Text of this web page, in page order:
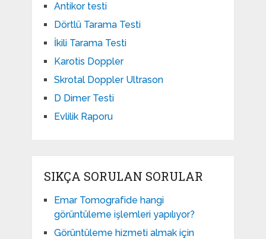
Antikor testi
Dörtlü Tarama Testi
İkili Tarama Testi
Karotis Doppler
Skrotal Doppler Ultrason​
D Dimer Testi
Evlilik Raporu
SIKÇA SORULAN SORULAR
Emar Tomografide hangi
görüntüleme işlemleri yapılıyor?
Görüntüleme hizmeti almak için